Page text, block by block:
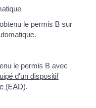
le permis B sur
le permis B avec
d'un dispositif
(EAD).